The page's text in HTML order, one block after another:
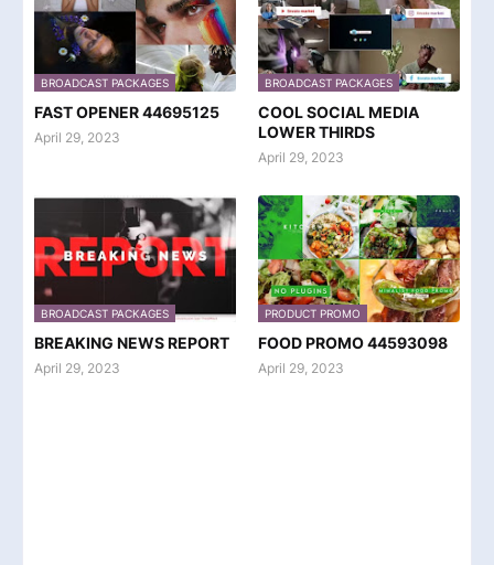
BROADCAST PACKAGES
FAST OPENER 44695125
April 29, 2023
BROADCAST PACKAGES
COOL SOCIAL MEDIA
LOWER THIRDS
April 29, 2023
BROADCAST PACKAGES
BREAKING NEWS REPORT
April 29, 2023
PRODUCT PROMO
FOOD PROMO 44593098
April 29, 2023